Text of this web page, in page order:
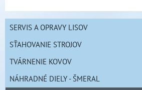
SERVIS A OPRAVY LISOV
SŤAHOVANIE STROJOV
TVÁRNENIE KOVOV
NÁHRADNÉ DIELY - ŠMERAL